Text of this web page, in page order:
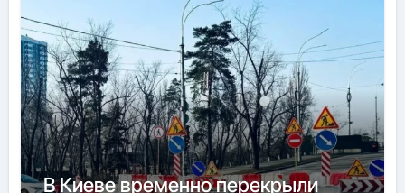
В Киеве временно перекрыли